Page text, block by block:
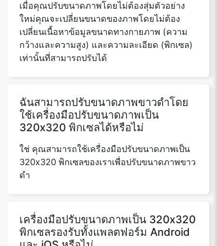
เมื่อคุณปรับขนาดภาพโดยไม่ต้องสุ่มตัวอย่าง
ใหม่คุณจะเปลี่ยนขนาดของภาพโดยไม่ต้อง
เปลี่ยนเนื้อหาข้อมูลขนาดทางกายภาพ (ความ
กว้างและความสูง) และความละเอียด (พิกเซล)
เท่านั้นที่สามารถปรับได้
ฉันสามารถปรับขนาดภาพขาวดำโดย
ใช้เครื่องมือปรับขนาดภาพเป็น
320x320 พิกเซลได้หรือไม่
ใช่ คุณสามารถใช้เครื่องมือปรับขนาดภาพเป็น
320x320 พิกเซลของเราเพื่อปรับขนาดภาพขาว
ดำ
เครื่องมือปรับขนาดภาพเป็น 320x320
พิกเซลรองรับทั้งแพลตฟอร์ม Android